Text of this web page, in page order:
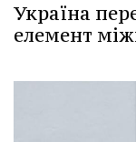
Україна
елемент